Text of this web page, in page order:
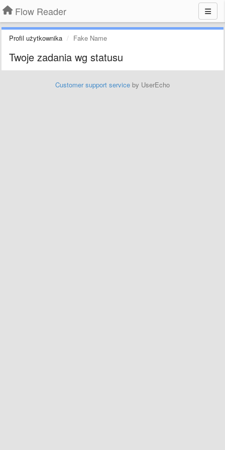
Flow Reader
Profil użytkownika Fake Name
Twoje zadania wg statusu
Customer support service by UserEcho